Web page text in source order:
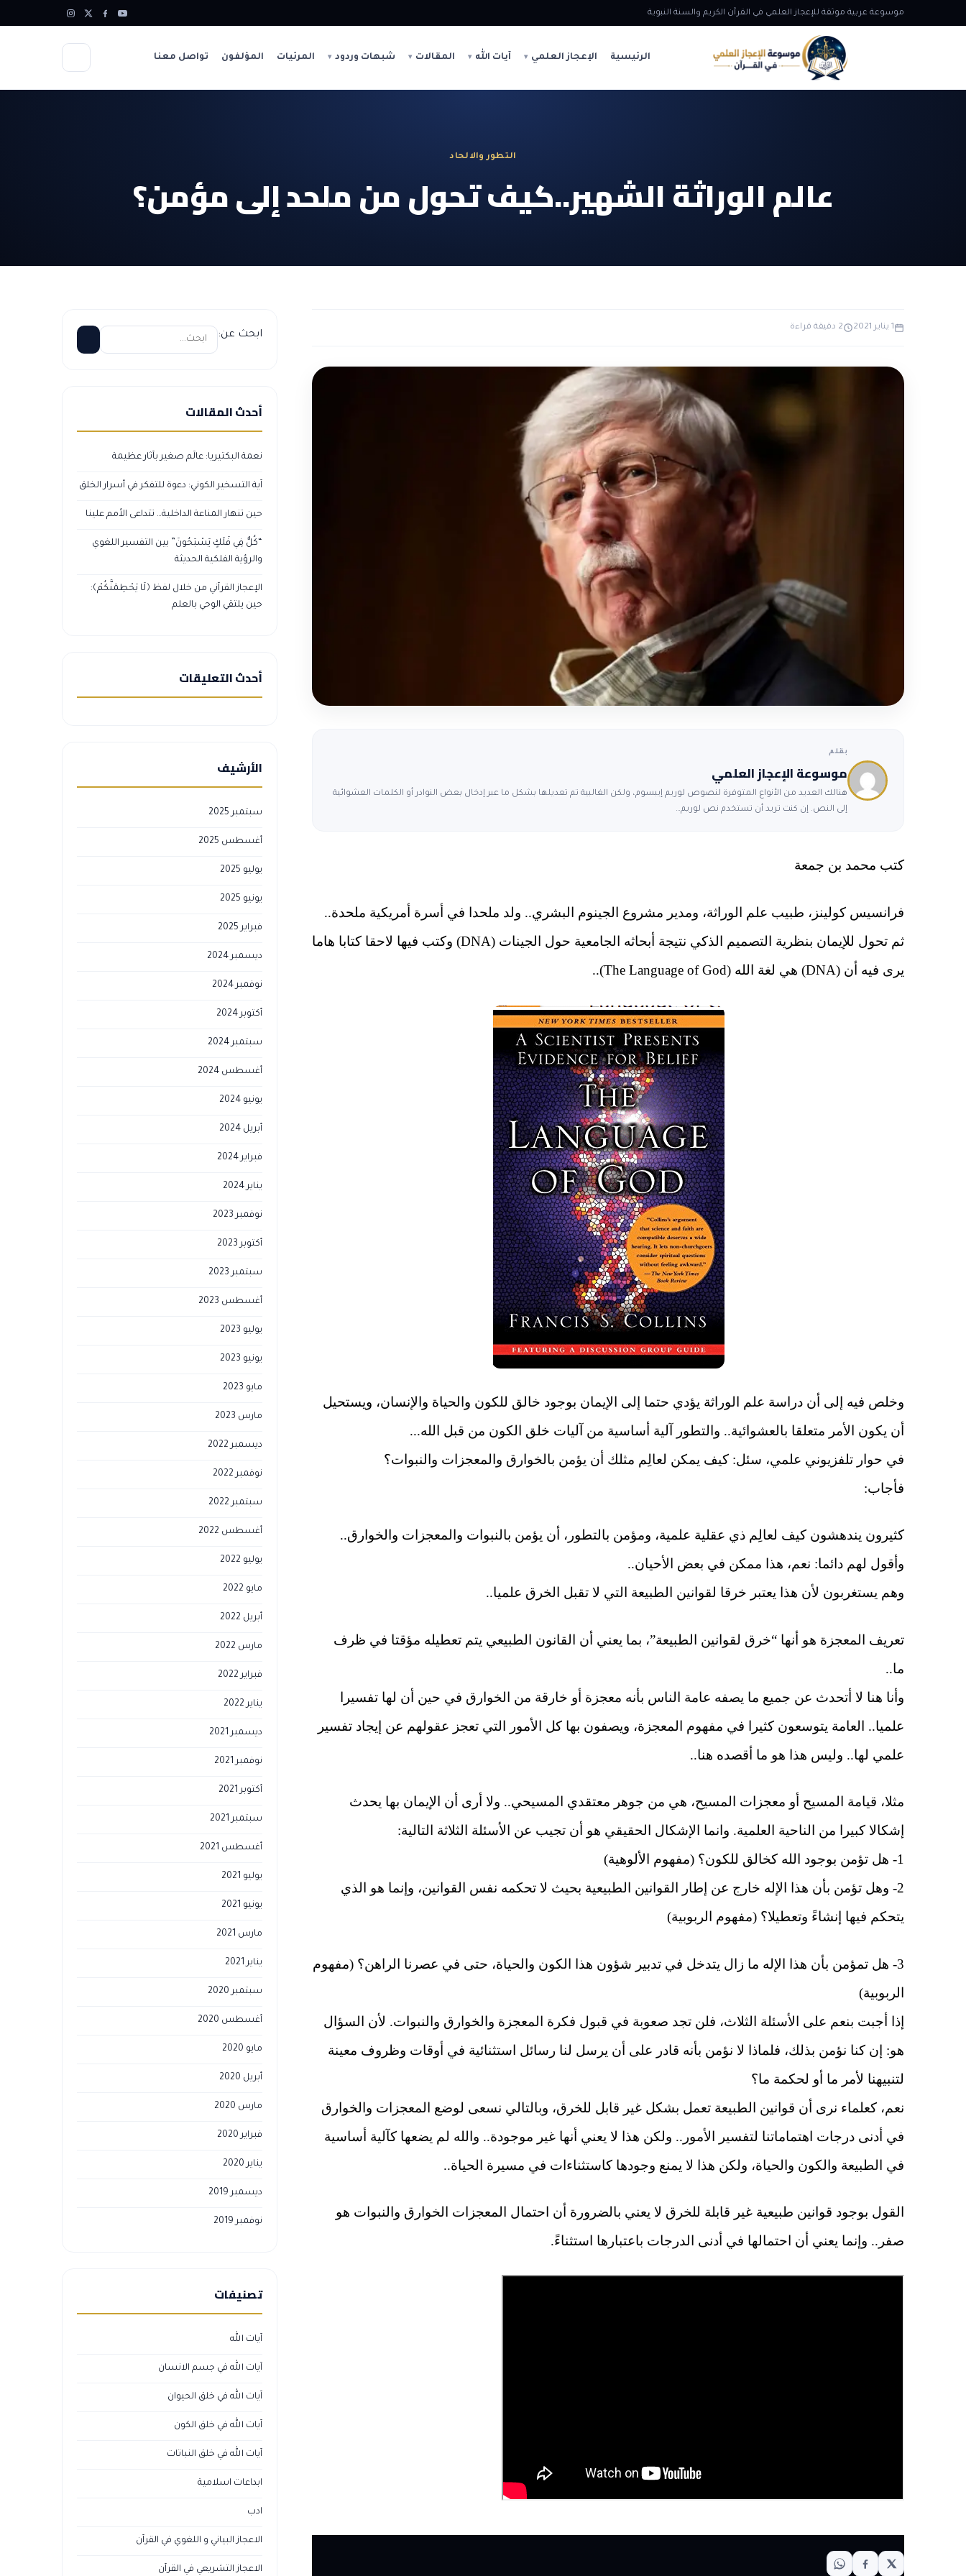
موسوعة عربية موثقة للإعجاز العلمي في القرآن الكريم والسنة النبوية
الرئيسية الإعجاز العلمي آيات الله المقالات شبهات وردود المرئيات المؤلفون تواصل معنا
التطور والالحاد
عالم الوراثة الشهير..كيف تحول من ملحد إلى مؤمن؟
1 يناير 2021 2 دقيقة قراءة
بقلم
موسوعة الإعجاز العلمي
هنالك العديد من الأنواع المتوفرة لنصوص لوريم إيبسوم، ولكن الغالبية تم تعديلها بشكل ما عبر إدخال بعض النوادر أو الكلمات العشوائية
إلى النص. إن كنت تريد أن تستخدم نص لوريم…
كتب محمد بن جمعة
فرانسيس كولينز، طبيب علم الوراثة، ومدير مشروع الجينوم البشري.. ولد ملحدا في أسرة أمريكية ملحدة..
ثم تحول للإيمان بنظرية التصميم الذكي نتيجة أبحاثه الجامعية حول الجينات (DNA) وكتب فيها لاحقا كتابا هاما
يرى فيه أن (DNA) هي لغة الله (The Language of God)..
وخلص فيه إلى أن دراسة علم الوراثة يؤدي حتما إلى الإيمان بوجود خالق للكون والحياة والإنسان، ويستحيل
أن يكون الأمر متعلقا بالعشوائية.. والتطور آلية أساسية من آليات خلق الكون من قبل الله...
في حوار تلفزيوني علمي، سئل: كيف يمكن لعالِم مثلك أن يؤمن بالخوارق والمعجزات والنبوات؟
فأجاب:
كثيرون يندهشون كيف لعالِم ذي عقلية علمية، ومؤمن بالتطور، أن يؤمن بالنبوات والمعجزات والخوارق..
وأقول لهم دائما: نعم، هذا ممكن في بعض الأحيان..
وهم يستغربون لأن هذا يعتبر خرقا لقوانين الطبيعة التي لا تقبل الخرق علميا..
تعريف المعجزة هو أنها “خرق لقوانين الطبيعة”، بما يعني أن القانون الطبيعي يتم تعطيله مؤقتا في ظرف
ما..
وأنا هنا لا أتحدث عن جميع ما يصفه عامة الناس بأنه معجزة أو خارقة من الخوارق في حين أن لها تفسيرا
علميا.. العامة يتوسعون كثيرا في مفهوم المعجزة، ويصفون بها كل الأمور التي تعجز عقولهم عن إيجاد تفسير
علمي لها.. وليس هذا هو ما أقصده هنا..
مثلا، قيامة المسيح أو معجزات المسيح، هي من جوهر معتقدي المسيحي.. ولا أرى أن الإيمان بها يحدث
إشكالا كبيرا من الناحية العلمية. وانما الإشكال الحقيقي هو أن تجيب عن الأسئلة الثلاثة التالية:
1- هل تؤمن بوجود الله كخالق للكون؟ (مفهوم الألوهية)
2- وهل تؤمن بأن هذا الإله خارج عن إطار القوانين الطبيعية بحيث لا تحكمه نفس القوانين، وإنما هو الذي
يتحكم فيها إنشاءً وتعطيلا؟ (مفهوم الربوبية)
3- هل تمؤمن بأن هذا الإله ما زال يتدخل في تدبير شؤون هذا الكون والحياة، حتى في عصرنا الراهن؟ (مفهوم
الربوبية)
إذا أجبت بنعم على الأسئلة الثلاث، فلن تجد صعوبة في قبول فكرة المعجزة والخوارق والنبوات. لأن السؤال
هو: إن كنا نؤمن بذلك، فلماذا لا نؤمن بأنه قادر على أن يرسل لنا رسائل استثنائية في أوقات وظروف معينة
لتنبيهنا لأمر ما أو لحكمة ما؟
نعم، كعلماء نرى أن قوانين الطبيعة تعمل بشكل غير قابل للخرق، وبالتالي نسعى لوضع المعجزات والخوارق
في أدنى درجات اهتماماتنا لتفسير الأمور.. ولكن هذا لا يعني أنها غير موجودة.. والله لم يضعها كآلية أساسية
في الطبيعة والكون والحياة، ولكن هذا لا يمنع وجودها كاستثناءات في مسيرة الحياة..
القول بوجود قوانين طبيعية غير قابلة للخرق لا يعني بالضرورة أن احتمال المعجزات الخوارق والنبوات هو
صفر.. وإنما يعني أن احتمالها في أدنى الدرجات باعتبارها استثناءً.
ابحث عن:
أحدث المقالات
نعمة البكتيريا: عالَم صغير بآثار عظيمة
آية التسخير الكوني: دعوة للتفكر في أسرار الخلق
حين تنهار المناعة الداخلية… تتداعى الأمم علينا
“كُلٌّ فِي فَلَكٍ يَسْبَحُونَ” بين التفسير اللغوي
والرؤية الفلكية الحديثة
الإعجاز القرآني من خلال لفظ ﴿لَا يَحْطِمَنَّكُمْ﴾:
حين يلتقي الوحي بالعلم
أحدث التعليقات
الأرشيف
سبتمبر 2025
أغسطس 2025
يوليو 2025
يونيو 2025
فبراير 2025
ديسمبر 2024
نوفمبر 2024
أكتوبر 2024
سبتمبر 2024
أغسطس 2024
يونيو 2024
أبريل 2024
فبراير 2024
يناير 2024
نوفمبر 2023
أكتوبر 2023
سبتمبر 2023
أغسطس 2023
يوليو 2023
يونيو 2023
مايو 2023
مارس 2023
ديسمبر 2022
نوفمبر 2022
سبتمبر 2022
أغسطس 2022
يوليو 2022
مايو 2022
أبريل 2022
مارس 2022
فبراير 2022
يناير 2022
ديسمبر 2021
نوفمبر 2021
أكتوبر 2021
سبتمبر 2021
أغسطس 2021
يوليو 2021
يونيو 2021
مارس 2021
يناير 2021
سبتمبر 2020
أغسطس 2020
مايو 2020
أبريل 2020
مارس 2020
فبراير 2020
يناير 2020
ديسمبر 2019
نوفمبر 2019
تصنيفات
آيات الله
آيات الله في جسم الانسان
آيات الله في خلق الحيوان
آيات الله في خلق الكون
آيات الله في خلق النباتات
ابداعات اسلامية
ادب
الاعجاز البياني و اللغوي في القرآن
الاعجاز التشريعي في القرآن